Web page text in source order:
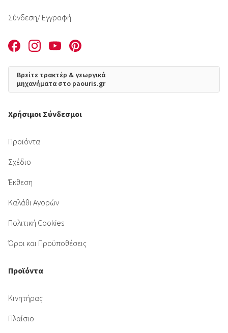
Σύνδεση/ Εγγραφή
Βρείτε τρακτέρ & γεωργικά
μηχανήματα στο paouris.gr
Χρήσιμοι Σύνδεσμοι
Προϊόντα
Σχέδιο
Έκθεση
Καλάθι Αγορών
Πολιτική Cookies
Όροι και Προϋποθέσεις
Προϊόντα
Κινητήρας
Πλαίσιο